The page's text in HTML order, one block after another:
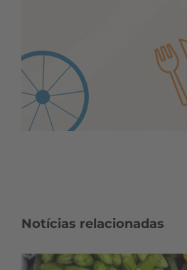
Notícias relacionadas